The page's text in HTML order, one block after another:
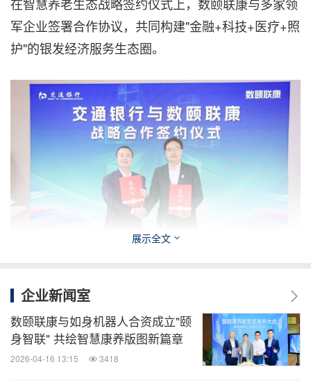
在智慧养老生态战略签约仪式上，数颐联康与多家领
军企业签署合作协议，共同构建"金融+科技+医疗+照
护"的银发经济服务生态圈。
图：数颐联康与交通银行达成战略合作
金融领域，数颐联康与交通银行达成战略合作，双方
将围绕结算代理、居家服务、老年友好型网点建设、
展示全文
企业新闻室
数颐联康与如身机器人合资成立"颐
身智联" 共绘智慧康养版图新篇章
2026-04-16 13:15 3418